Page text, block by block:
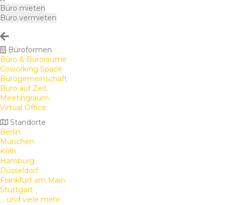
Büro mieten
Büro vermieten
Büroformen
Büro & Büroräume
Coworking Space
Bürogemeinschaft
Büro auf Zeit
Meetingraum
Virtual Office
Standorte
Berlin
München
Köln
Hamburg
Düsseldorf
Frankfurt am Main
Stuttgart
... und viele mehr